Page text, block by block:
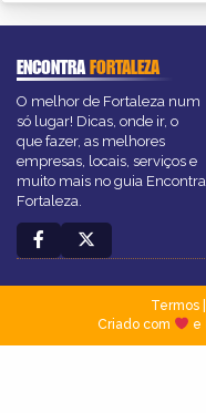
ENCONTRAFORTALEZA
O melhor de Fortaleza num
só lugar! Dicas, onde ir, o
que fazer, as melhores
empresas, locais, serviços e
muito mais no guia Encontra
Fortaleza.
Termos|
Criado com
e